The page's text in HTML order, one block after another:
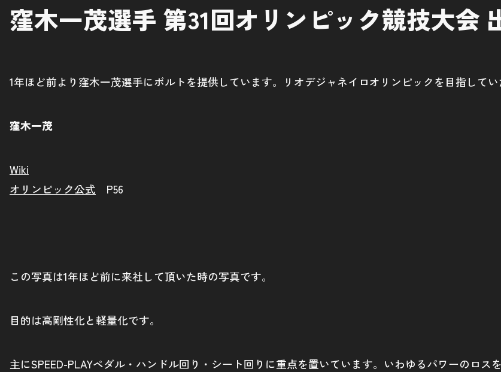
窪木一茂選手 第31回オリンピック競技大会
1年ほど前より窪木一茂選手にボルトを提供しています。リオデジャネイロオリンピックを目指して
窪木一茂
Wiki
オリンピック公式 P56
この写真は1年ほど前に来社して頂いた時の写真です。
目的は高剛性化と軽量化です。
主にSPEED-PLAYペダル・ハンドル回り・シート回りに重点を置いています。いわゆるパワーのロ